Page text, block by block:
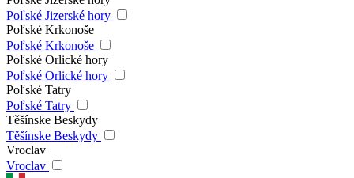
Poľské Jizerské hory
Poľské Krkonoše
Poľské Krkonoše
Poľské Orlické hory
Poľské Orlické hory
Poľské Tatry
Poľské Tatry
Těšínske Beskydy
Těšínske Beskydy
Vroclav
Vroclav